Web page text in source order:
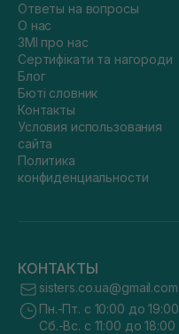
Ответы на вопросы
О нас
ЗМІ про нас
Сертифікати та нагороди
Блог
Бюті словник
Контакты
Условия использования
сайта
Политика
конфиденциальности
КОНТАКТЫ
sisters.co.ua@gmail.com
Пн.-Пт. с 10:00 до 19:00
Сб.-Вс. с 11:00 до 18:00